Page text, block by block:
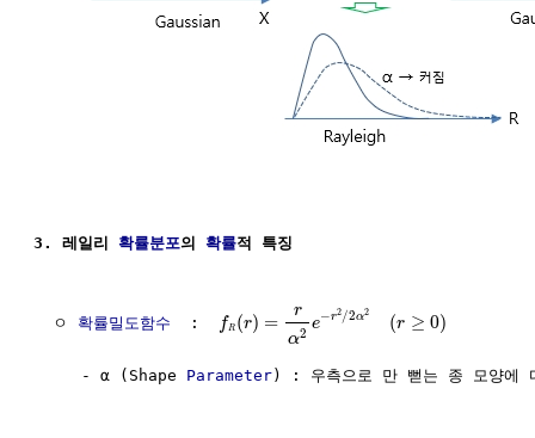
3. 레일리 확률분포의 확률적 특징
  ㅇ
확률밀도함수
  :
fR (r) =
r
α2
e−r2/2α2 (r ≥ 0)
     - α (Shape
Parameter) : 우측으로 만 뻗는 종 모양에